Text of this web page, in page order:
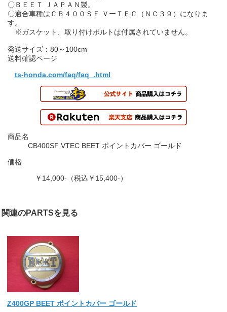
〇ＢＥＥＴ ＪＡＰＡＮ製。
〇適合車種はＣＢ４００ＳＦ ＶーＴＥＣ（ＮＣ３９）になりま
す。
※ガスケット、取り付けボルトは付属されていません。
発送サイズ：80～100cm
送料確認ページ
ts-honda.com/faq/faq_.html
商品名
CB400SF VTEC BEET ポイントカバー ゴールド
価格
￥14,000-（税込￥15,400-）
関連のPARTSを見る
Z400GP BEET ポイントカバー ゴールド